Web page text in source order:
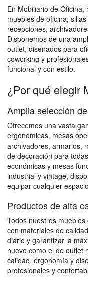
En Mobiliario de
muebles de oficina,
recepciones,
Disponemos de una
outlet, diseñados para
coworking y
funcional y con estilo.
¿Por qué elegir
Amplia selección
Ofrecemos una vasta
ergonómicas, mesas
archivadores, armarios,
de decoración para
económicas y mesas
industrial y vintage,
equipar cualquier
Productos de alta
Todos nuestros
con materiales de
diario y garantizar la
nuevo como el de outlet
calidad, ergonomía y
profesionales y